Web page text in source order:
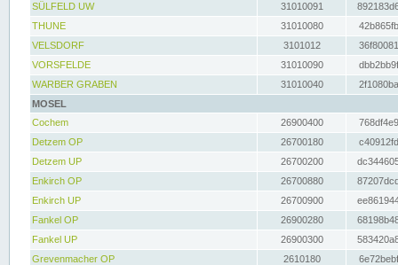
SÜLFELD UW
31010091
THUNE
31010080
VELSDORF
3101012
VORSFELDE
31010090
WARBER GRABEN
31010040
MOSEL
Cochem
26900400
Detzem OP
26700180
Detzem UP
26700200
Enkirch OP
26700880
Enkirch UP
26700900
Fankel OP
26900280
Fankel UP
26900300
Grevenmacher OP
2610180